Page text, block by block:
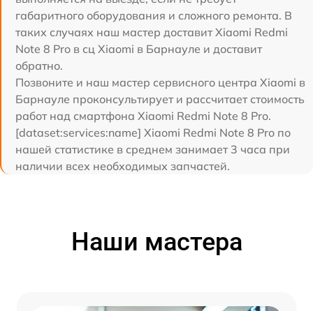
габаритного оборудования и сложного ремонта. В
таких случаях наш мастер доставит Xiaomi Redmi
Note 8 Pro в сц Xiaomi в Барнауле и доставит
обратно.
Позвоните и наш мастер сервисного центра Xiaomi в
Барнауле проконсультирует и рассчитает стоимость
работ над смартфона Xiaomi Redmi Note 8 Pro.
[dataset:services:name] Xiaomi Redmi Note 8 Pro по
нашей статистике в среднем занимает 3 часа при
наличии всех необходимых запчастей.
Наши мастера